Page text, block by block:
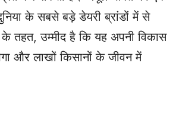
के सबसे बड़े डेयरी ब्रांडों में से
तहत, उम्मीद है कि यह अपनी विकास
और लाखों किसानों के जीवन में